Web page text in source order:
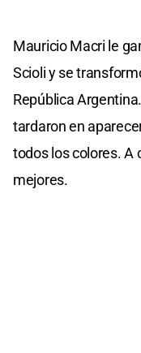
Mauricio Macri le
Scioli y se
República
tardaron en
todos los colores. A
mejores.